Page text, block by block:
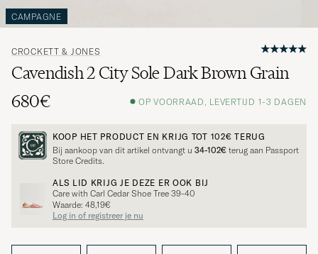
CAMPAGNE
CROCKETT & JONES
Cavendish 2 City Sole Dark Brown Grain
680€
OP VOORRAAD, LEVERTIJD 1-3 DAGEN
KOOP HET PRODUCT EN KRIJG TOT 102€ TERUG
Bij aankoop van dit artikel ontvangt u 34-102€ terug aan Passport
Store Credits.
ALS LID KRIJG JE DEZE ER OOK BIJ
Care with Carl Cedar Shoe Tree 39-40
Waarde: 48,19€
Log in of registreer je nu